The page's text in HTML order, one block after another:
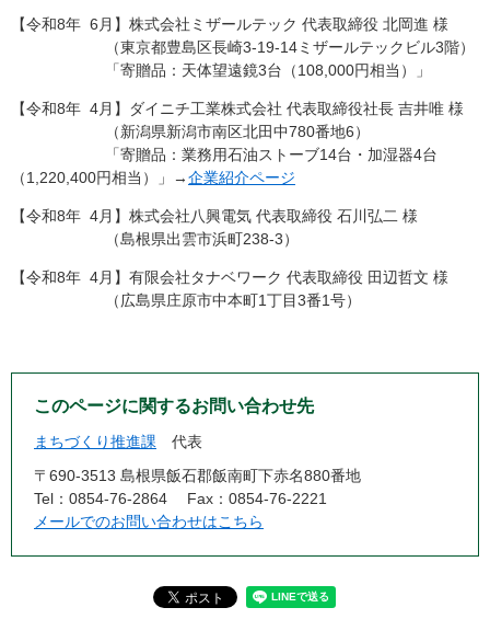
【令和8年 6月】株式会社ミザールテック 代表取締役 北岡進 様
​ （東京都豊島区長崎3-19-14ミザールテックビル3階）
「寄贈品：天体望遠鏡3台（108,000円相当）」
【令和8年 4月】ダイニチ工業株式会社 代表取締役社長 吉井唯 様
​ （新潟県新潟市南区北田中780番地6）
「寄贈品：業務用石油ストーブ14台・加湿器4台
（1,220,400円相当）」→企業紹介ページ
【令和8年 4月】株式会社八興電気 代表取締役 石川弘二 様
​ （島根県出雲市浜町238-3）
【令和8年 4月】有限会社タナベワーク 代表取締役 田辺哲文 様
​ （広島県庄原市中本町1丁目3番1号）
このページに関するお問い合わせ先
まちづくり推進課
代表
〒690-3513 島根県飯石郡飯南町下赤名880番地
Tel：0854-76-2864
Fax：0854-76-2221
メールでのお問い合わせはこちら